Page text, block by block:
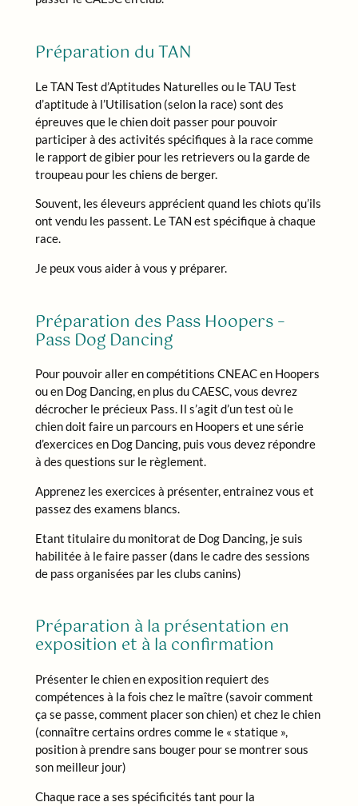
Préparation du TAN
Le TAN Test d’Aptitudes Naturelles ou le TAU Test
d’aptitude à l’Utilisation (selon la race) sont des
épreuves que le chien doit passer pour pouvoir
participer à des activités spécifiques à la race comme
le rapport de gibier pour les retrievers ou la garde de
troupeau pour les chiens de berger.
Souvent, les éleveurs apprécient quand les chiots qu’ils
ont vendu les passent. Le TAN est spécifique à chaque
race.
Je peux vous aider à vous y préparer.
Préparation des Pass Hoopers –
Pass Dog Dancing
Pour pouvoir aller en compétitions CNEAC en Hoopers
ou en Dog Dancing, en plus du CAESC, vous devrez
décrocher le précieux Pass. Il s’agit d’un test où le
chien doit faire un parcours en Hoopers et une série
d’exercices en Dog Dancing, puis vous devez répondre
à des questions sur le règlement.
Apprenez les exercices à présenter, entrainez vous et
passez des examens blancs.
Etant titulaire du monitorat de Dog Dancing, je suis
habilitée à le faire passer (dans le cadre des sessions
de pass organisées par les clubs canins)
Préparation à la présentation en
exposition et à la confirmation
Présenter le chien en exposition requiert des
compétences à la fois chez le maître (savoir comment
ça se passe, comment placer son chien) et chez le chien
(connaître certains ordres comme le « statique »,
position à prendre sans bouger pour se montrer sous
son meilleur jour)
Chaque race a ses spécificités tant pour la